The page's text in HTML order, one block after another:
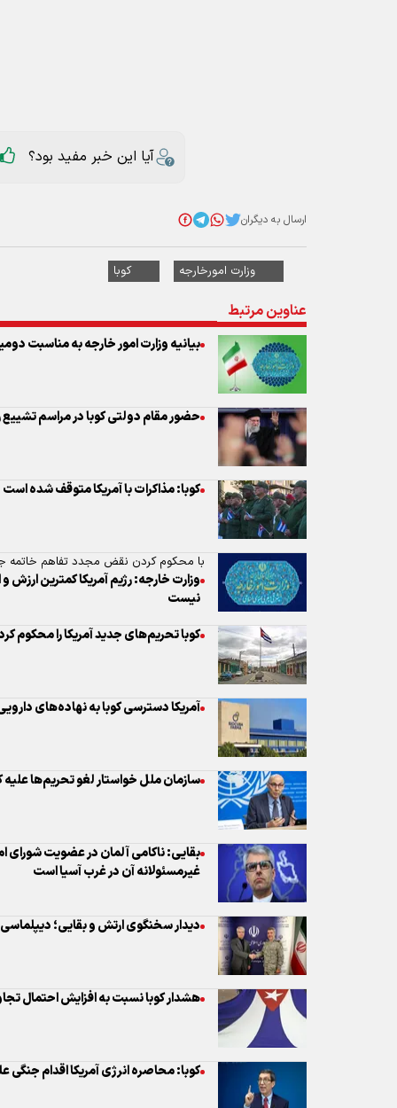
کوبا
بیانیه وزارت امور خارجه به مناسبت
نیست
آمریکا دسترسی کوبا به نهاده‌های
هشدار کوبا نسبت به افزایش احتمال